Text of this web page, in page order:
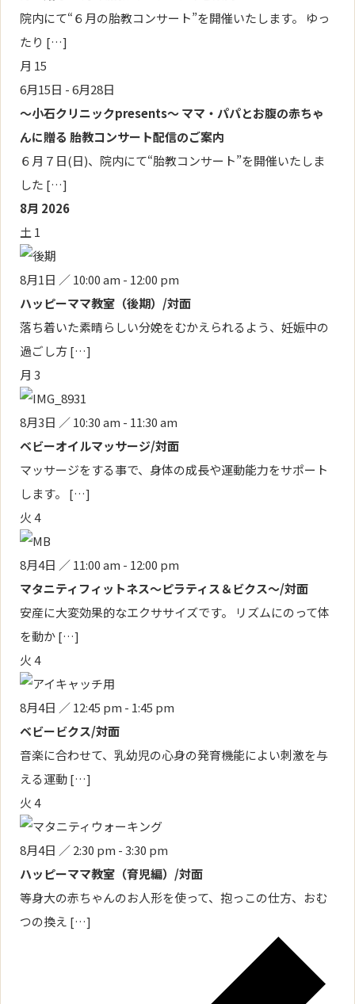
院内にて“６月の胎教コンサート”を開催いたします。 ゆっ
たり […]
月 15
6月15日 -6月28日
～小石クリニックpresents～ ママ・パパとお腹の赤ちゃ
んに贈る 胎教コンサート配信のご案内
６月７日(日)、院内にて“胎教コンサート”を開催いたしま
した […]
8月 2026
土 1
8月1日 ／ 10:00 am - 12:00 pm
ハッピーママ教室（後期）/対面
落ち着いた素晴らしい分娩をむかえられるよう、妊娠中の
過ごし方 […]
月 3
8月3日 ／ 10:30 am - 11:30 am
ベビーオイルマッサージ/対面
マッサージをする事で、身体の成長や運動能力をサポート
します。 […]
火4
8月4日 ／ 11:00 am - 12:00 pm
マタニティフィットネス～ピラティス＆ビクス～/対面
安産に大変効果的なエクササイズです。 リズムにのって体
を動か […]
火4
8月4日 ／ 12:45 pm - 1:45 pm
ベビービクス/対面
音楽に合わせて、乳幼児の心身の発育機能によい刺激を与
える運動 […]
火4
8月4日 ／ 2:30 pm -3:30 pm
ハッピーママ教室（育児編）/対面
等身大の赤ちゃんのお人形を使って、抱っこの仕方、おむ
つの換え […]